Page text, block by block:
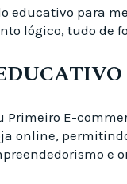
educativo para
lógico, tudo de
Primeiro E-
online,
e